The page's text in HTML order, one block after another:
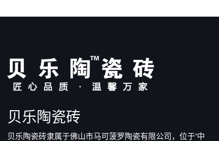
贝乐陶瓷砖
贝乐陶瓷砖隶属于佛山市马可菠罗陶瓷有限公司，位于“中